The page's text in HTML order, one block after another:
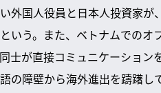
外国人役員と日本人投資家
いう。また、ベトナムでの
士が直接コミュニケーション
の障壁から海外進出を躊躇